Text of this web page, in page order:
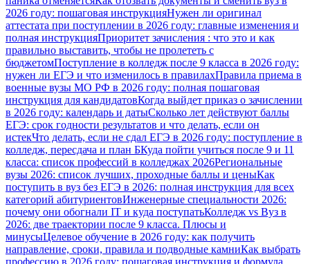
2026 году: пошаговая инструкцияНужен ли оригинал
аттестата при поступлении в 2026 году: главные изменения и
полная инструкцияПриоритет зачисления : что это и как
правильно выставить, чтобы не пролететь с
бюджетомПоступление в колледж после 9 класса в 2026 году:
нужен ли ЕГЭ и что изменилось в правилахПравила приема в
военные вузы МО РФ в 2026 году: полная пошаговая
инструкция для кандидатовКогда выйдет приказ о зачислении
в 2026 году: календарь и датыСколько лет действуют баллы
ЕГЭ: срок годности результатов и что делать, если он
истекЧто делать, если не сдал ЕГЭ в 2026 году: поступление в
колледж, пересдача и план БКуда пойти учиться после 9 и 11
класса: список профессий в колледжах 2026Региональные
вузы 2026: список лучших, проходные баллы и ценыКак
поступить в вуз без ЕГЭ в 2026: полная инструкция для всех
категорий абитуриентовИнженерные специальности 2026:
почему они обогнали IT и куда поступатьКолледж vs Вуз в
2026: две траектории после 9 класса. Плюсы и
минусыЦелевое обучение в 2026 году: как получить
направление, сроки, правила и подводные камниКак выбрать
профессию в 2026 году: пошаговая инструкция и формула